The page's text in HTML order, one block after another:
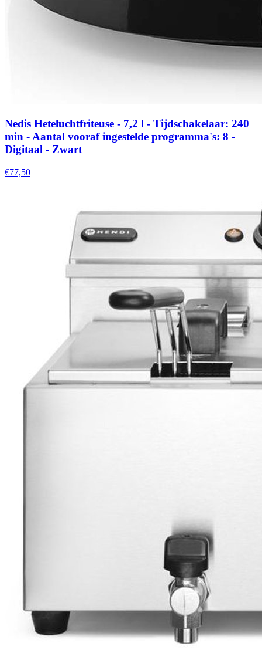
Nedis Heteluchtfriteuse - 7,2 l - Tijdschakelaar: 240
min - Aantal vooraf ingestelde programma's: 8 -
Digitaal - Zwart
€77,50